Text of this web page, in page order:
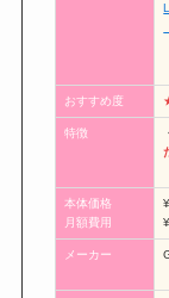
おすすめ度
特徴
本体価格
月額費用
メーカー